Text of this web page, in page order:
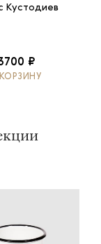
Кустодиев
₽